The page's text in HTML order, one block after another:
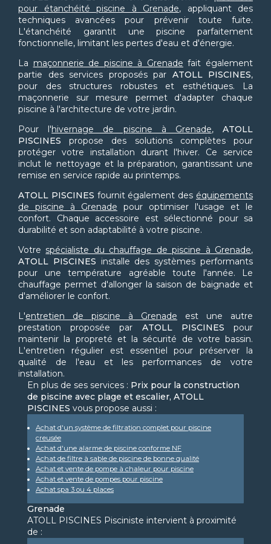
pour étanchéité piscine à Grenade, appliquant des
techniques avancées pour prévenir toute fuite.
L'étanchéité garantit une piscine parfaitement
fonctionnelle, limitant les pertes d'eau et d'énergie.
La maçonnerie de piscine à Grenade fait également
partie des services proposés par ATOLL PISCINES,
pour des structures robustes et esthétiques. La
maçonnerie sur mesure permet d'adapter chaque
piscine à l'architecture de votre jardin.
Pour l'hivernage de piscine à Grenade,ATOLL
PISCINES propose des solutions complètes pour
protéger votre installation durant l'hiver. Ce service
inclut le nettoyage et la préparation, garantissant une
remise en service rapide au printemps.
ATOLL PISCINES fournit également des équipements
de piscine à Grenade pour optimiser l'usage et le
confort. Chaque accessoire est sélectionné pour sa
durabilité et son adaptabilité à votre piscine.
Votre spécialiste du chauffage de piscine à Grenade,
ATOLL PISCINES installe des systèmes performants
pour une température agréable toute l'année. Le
chauffage permet d'allonger la saison de baignade et
d'améliorer le confort.
L'entretien de piscine à Grenade est une autre
prestation proposée par ATOLL PISCINES pour
maintenir la propreté et la sécurité de votre bassin.
L'entretien régulier est essentiel pour préserver la
qualité de l'eau et les performances de votre
installation.
En plus de ses services : Prix pour la construction
de piscine avec plage et escalier, ATOLL
PISCINES vous propose aussi :
Achat d'un système de filtration complet pour piscine
creusée
Achat d'une alarme de piscine conforme NF
Achat de filtre à sable de piscine de bonne qualité
Achat et vente de pompe à chaleur pour piscine
Achat et vente de pompes pour piscine
Achat spa 3 ou 4 places
Grenade
ATOLL PISCINES Pisciniste intervient à proximité
de :